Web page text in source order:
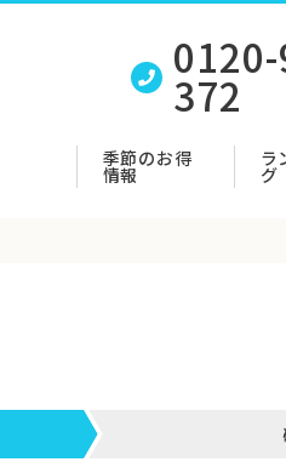
372
季節のお得
情報
ラ
グ